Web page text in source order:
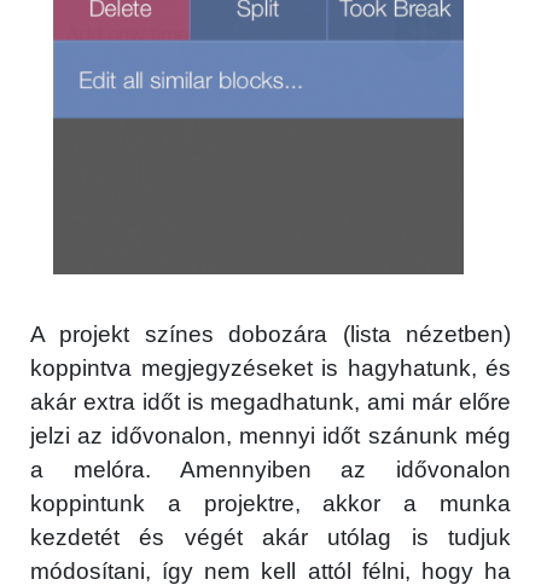
A projekt színes dobozára (lista nézetben)
koppintva megjegyzéseket is hagyhatunk, és
akár extra időt is megadhatunk, ami már előre
jelzi az idővonalon, mennyi időt szánunk még
a melóra. Amennyiben az idővonalon
koppintunk a projektre, akkor a munka
kezdetét és végét akár utólag is tudjuk
módosítani, így nem kell attól félni, hogy ha